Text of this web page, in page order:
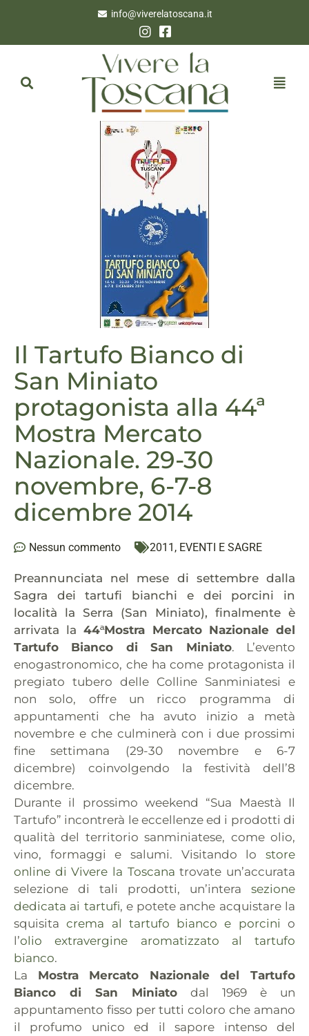
info@viverelatoscana.it
Il Tartufo Bianco di
San Miniato
protagonista alla 44ª
Mostra Mercato
Nazionale. 29-30
novembre, 6-7-8
dicembre 2014
Nessun commento 2011 , EVENTI E SAGRE
Preannunciata nel mese di settembre dalla
Sagra dei tartufi bianchi e dei porcini in
località la Serra (San Miniato), finalmente è
arrivata la44ªMostra Mercato Nazionale del
Tartufo Bianco di San Miniato. L’evento
enogastronomico, che ha come protagonista il
pregiato tubero delle Colline Sanminiatesi e
non solo, offre un ricco programma di
appuntamenti che ha avuto inizio a metà
novembre e che culminerà con i due prossimi
fine settimana (29-30 novembre e 6-7
dicembre) coinvolgendo la festività dell’8
dicembre.
Durante il prossimo weekend “Sua Maestà Il
Tartufo” incontrerà le eccellenze ed i prodotti di
qualità del territorio sanminiatese, come olio,
vino, formaggi e salumi. Visitando lo store
online di Vivere la Toscanatrovate un’accurata
selezione di tali prodotti, un’intera sezione
dedicata ai tartufi, e potete anche acquistare la
squisitacrema al tartufo bianco e porcinio
l’olio extravergine aromatizzato al tartufo
bianco.
La Mostra Mercato Nazionale del Tartufo
Bianco di San Miniatodal 1969 è un
appuntamento fisso per tutti coloro che amano
il profumo unico ed il sapore intenso del